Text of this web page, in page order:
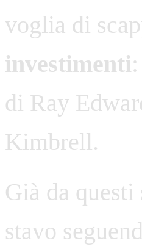
voglia di
investimenti
di Ray
Kimbrell.
Già da
stavo